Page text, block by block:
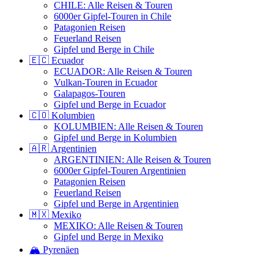
CHILE: Alle Reisen & Touren
6000er Gipfel-Touren in Chile
Patagonien Reisen
Feuerland Reisen
Gipfel und Berge in Chile
🇪🇨 Ecuador
ECUADOR: Alle Reisen & Touren
Vulkan-Touren in Ecuador
Galapagos-Touren
Gipfel und Berge in Ecuador
🇨🇴 Kolumbien
KOLUMBIEN: Alle Reisen & Touren
Gipfel und Berge in Kolumbien
🇦🇷 Argentinien
ARGENTINIEN: Alle Reisen & Touren
6000er Gipfel-Touren Argentinien
Patagonien Reisen
Feuerland Reisen
Gipfel und Berge in Argentinien
🇲🇽 Mexiko
MEXIKO: Alle Reisen & Touren
Gipfel und Berge in Mexiko
🏔️ Pyrenäen